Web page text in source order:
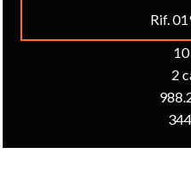
Rif.
2